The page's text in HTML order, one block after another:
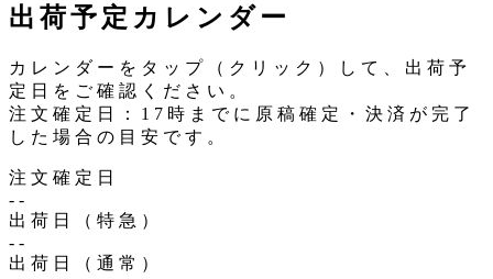
出荷予定カレンダー
カレンダーをタップ（クリック）して、出荷予
定日をご確認ください。
注文確定日：17時までに原稿確定・決済が完了
した場合の目安です。
注文確定日
--
出荷日（特急）
--
出荷日（通常）